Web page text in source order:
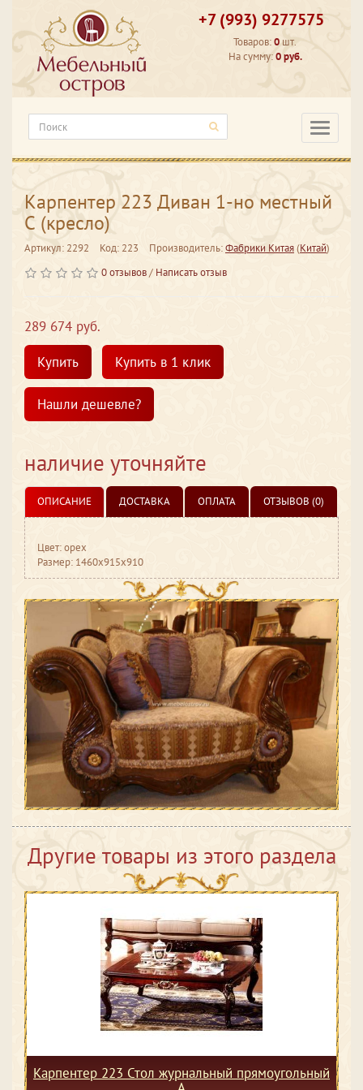
+7 (993) 9277575
Товаров:0 шт.
На сумму:0 руб.
Карпентер 223 Диван 1-но местный
С (кресло)
Артикул: 2292 Код: 223 Производитель:Фабрики Китая(Китай)
0 отзывов/ Написать отзыв
289 674 руб.
Купить
Купить в 1 клик
Нашли дешевле?
наличие уточняйте
ОПИСАНИЕ ДОСТАВКА ОПЛАТА ОТЗЫВОВ (0)
Цвет: орех
Размер: 1460x915x910
Другие товары из этого раздела
Карпентер 223 Стол журнальный прямоугольный